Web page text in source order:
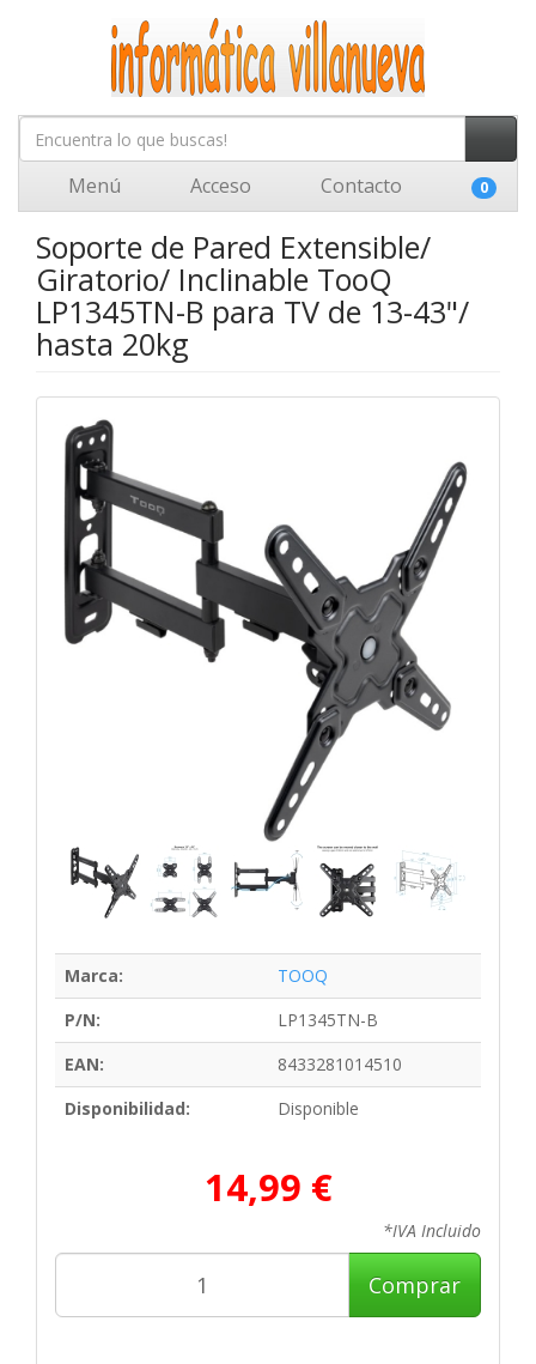
Menú Acceso Contacto 0
Soporte de Pared Extensible/
Giratorio/ Inclinable TooQ
LP1345TN-B para TV de 13-43"/
hasta 20kg
Marca:
TOOQ
P/N:
LP1345TN-B
EAN:
8433281014510
Disponibilidad:
Disponible
14,99 €
*IVA Incluido
Comprar